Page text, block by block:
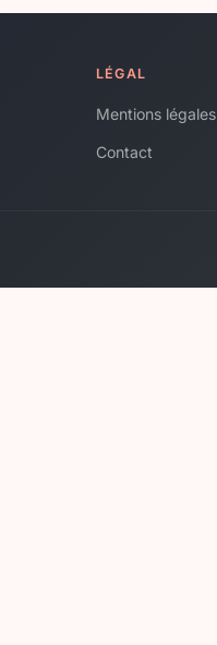
LÉGAL
Mentions légales
Contact